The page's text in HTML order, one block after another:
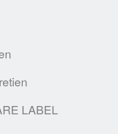
SAVOIR PLUS
EN TISSU ?
le GINETEX
principales
LABEL